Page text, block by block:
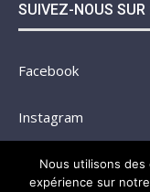
SUIVEZ-NOUS SUR
Facebook
Instagram
Twitter
Nous utilisons des
expérience sur